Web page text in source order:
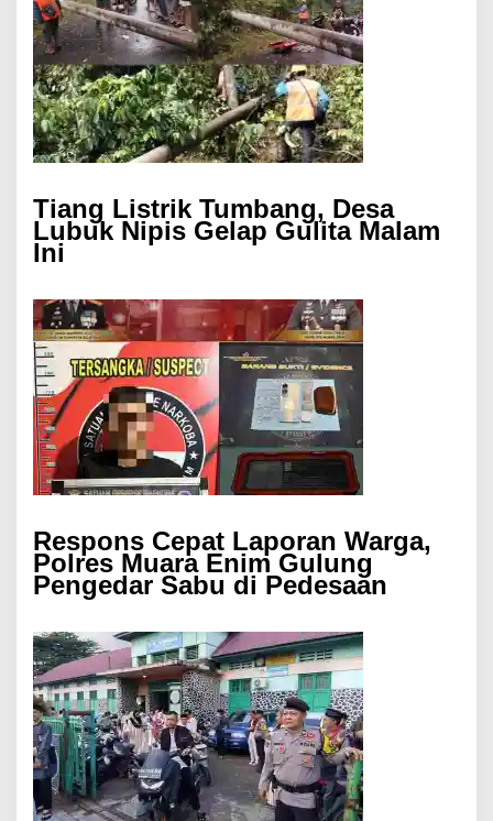
Tiang Listrik Tumbang, Desa
Lubuk Nipis Gelap Gulita Malam
Ini
Respons Cepat Laporan Warga,
Polres Muara Enim Gulung
Pengedar Sabu di Pedesaan